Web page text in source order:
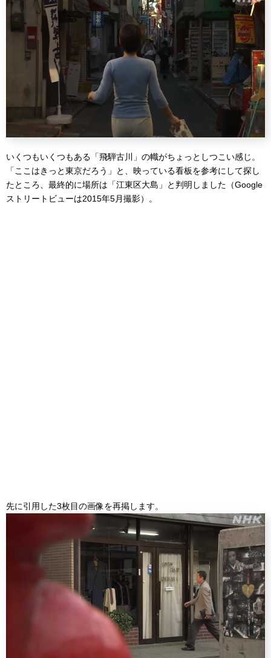
いくつもいくつもある「飛騨古川」の幟がちょっとしつこい感じ。
「ここはきっと東京だろう」と、映っている看板を参考にして探し
たところ、最終的に場所は「江東区大島」と判明しました（Google
ストリートビューは2015年5月撮影）。
先に引用した3枚目の画像を再掲します。